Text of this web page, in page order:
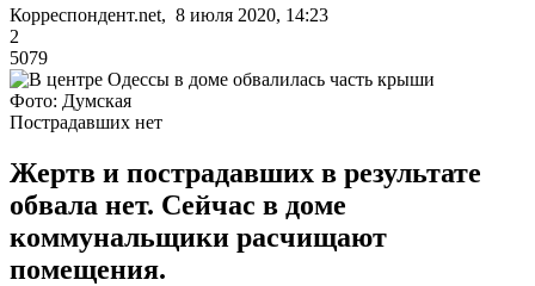
Корреспондент.net, 8 июля 2020, 14:23
2
5079
Фото: Думская
Пострадавших нет
Жертв и пострадавших в результате
обвала нет. Сейчас в доме
коммунальщики расчищают
помещения.